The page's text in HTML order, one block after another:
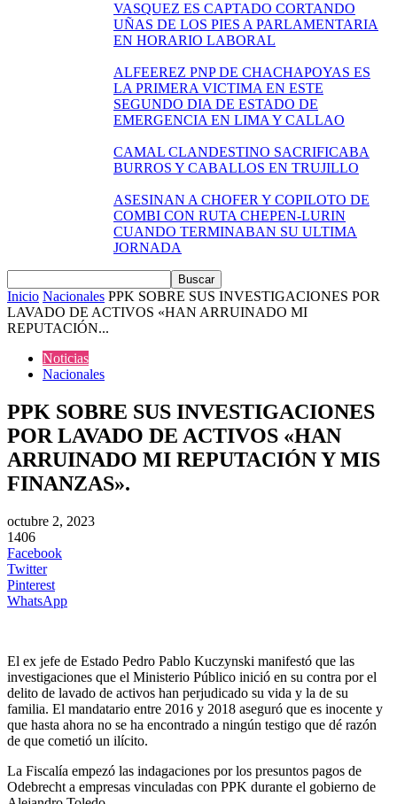
VASQUEZ ES CAPTADO CORTANDO
UÑAS DE LOS PIES A PARLAMENTARIA
EN HORARIO LABORAL
ALFEEREZ PNP DE CHACHAPOYAS ES
LA PRIMERA VICTIMA EN ESTE
SEGUNDO DIA DE ESTADO DE
EMERGENCIA EN LIMA Y CALLAO
CAMAL CLANDESTINO SACRIFICABA
BURROS Y CABALLOS EN TRUJILLO
ASESINAN A CHOFER Y COPILOTO DE
COMBI CON RUTA CHEPEN-LURIN
CUANDO TERMINABAN SU ULTIMA
JORNADA
Inicio Nacionales PPK SOBRE SUS INVESTIGACIONES POR
LAVADO DE ACTIVOS «HAN ARRUINADO MI
REPUTACIÓN...
Noticias
Nacionales
PPK SOBRE SUS INVESTIGACIONES
POR LAVADO DE ACTIVOS «HAN
ARRUINADO MI REPUTACIÓN Y MIS
FINANZAS».
octubre 2, 2023
1406
Facebook
Twitter
Pinterest
WhatsApp
El ex jefe de Estado Pedro Pablo Kuczynski manifestó que las
investigaciones que el Ministerio Público inició en su contra por el
delito de lavado de activos han perjudicado su vida y la de su
familia. El mandatario entre 2016 y 2018 aseguró que es inocente y
que hasta ahora no se ha encontrado a ningún testigo que dé razón
de que cometió un ilícito.
La Fiscalía empezó las indagaciones por los presuntos pagos de
Odebrecht a empresas vinculadas con PPK durante el gobierno de